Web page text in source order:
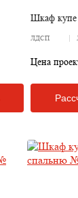
Шкаф купе
ЛДСП
Цена